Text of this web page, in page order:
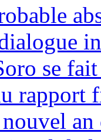
se
rapport
nouvel